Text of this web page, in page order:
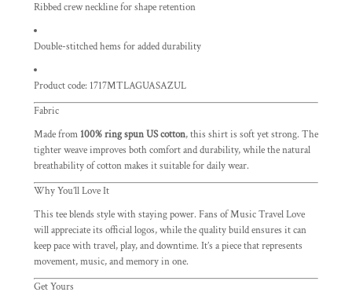
Ribbed crew neckline for shape retention
Double-stitched hems for added durability
Product code: 1717MTLAGUASAZUL
Fabric
Made from 100% ring spun US cotton, this shirt is soft yet strong. The
tighter weave improves both comfort and durability, while the natural
breathability of cotton makes it suitable for daily wear.
Why You’ll Love It
This tee blends style with staying power. Fans of Music Travel Love
will appreciate its official logos, while the quality build ensures it can
keep pace with travel, play, and downtime. It’s a piece that represents
movement, music, and memory in one.
Get Yours